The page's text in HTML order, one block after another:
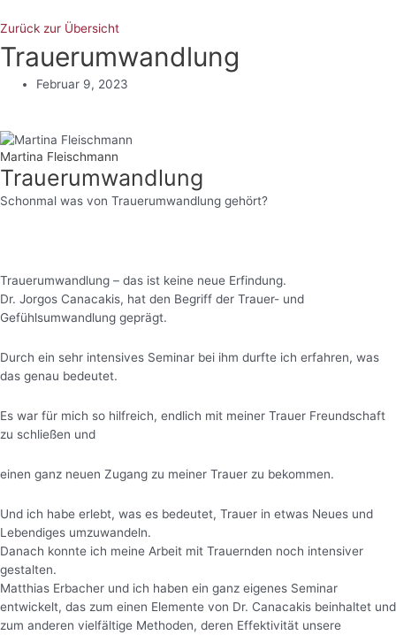
Zurück zur Übersicht
Trauerumwandlung
Februar 9, 2023
Martina Fleischmann
Trauerumwandlung
Schonmal was von Trauerumwandlung gehört?
Trauerumwandlung – das ist keine neue Erfindung.
Dr. Jorgos Canacakis, hat den Begriff der Trauer- und
Gefühlsumwandlung geprägt.
Durch ein sehr intensives Seminar bei ihm durfte ich erfahren, was
das genau bedeutet.
Es war für mich so hilfreich, endlich mit meiner Trauer Freundschaft
zu schließen und
einen ganz neuen Zugang zu meiner Trauer zu bekommen.
Und ich habe erlebt, was es bedeutet, Trauer in etwas Neues und
Lebendiges umzuwandeln.
Danach konnte ich meine Arbeit mit Trauernden noch intensiver
gestalten.
Matthias Erbacher und ich haben ein ganz eigenes Seminar
entwickelt, das zum einen Elemente von Dr. Canacakis beinhaltet und
zum anderen vielfältige Methoden, deren Effektivität unsere